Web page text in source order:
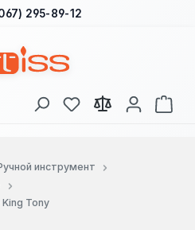
295-89-12
У вас есть товары
В
инструмент
Tony